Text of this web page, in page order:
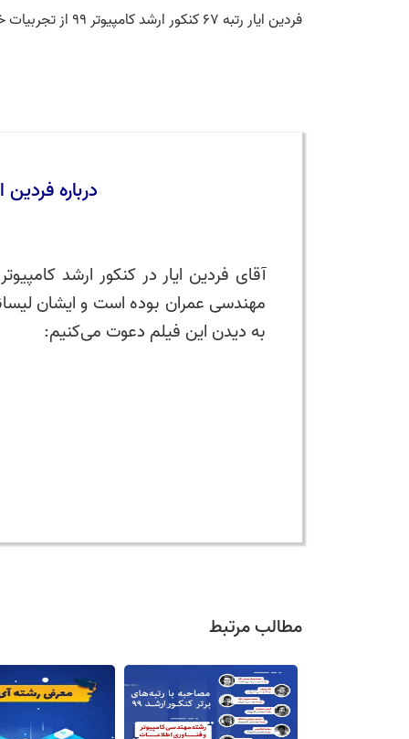
فردین ایار رتبه 67 کنکور ارشد کامپیوتر 99 از تجربیات خود برای شما سخن می‌گوید
درباره فردین ایار رتبه 67
مهندسی عمران بوده است و ایشان
به دیدن این فیلم دعوت می‌کنیم:
مطالب مرتبط